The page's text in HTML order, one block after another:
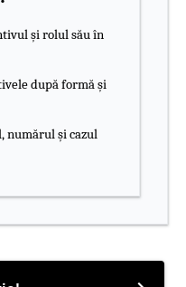
și rolul său în
după formă și
numărul și cazul